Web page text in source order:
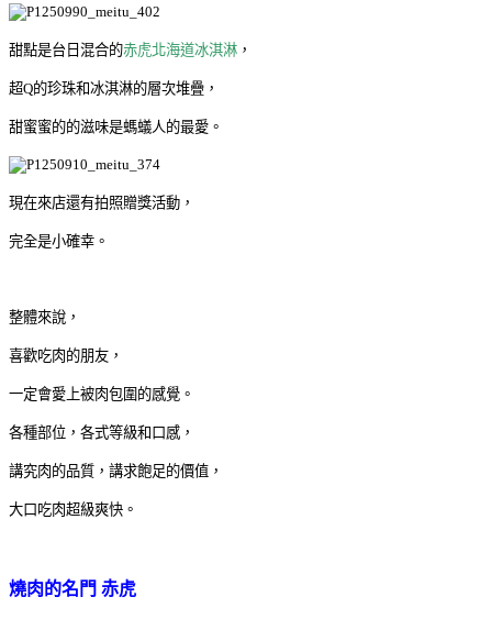
甜點是台日混合的赤虎北海道冰淇淋 ，
超Q的珍珠和冰淇淋的層次堆疊，
甜蜜蜜的的滋味是螞蟻人的最愛。
現在來店還有拍照贈獎活動，
完全是小確幸。
整體來說，
喜歡吃肉的朋友，
一定會愛上被肉包圍的感覺。
各種部位，各式等級和口感，
講究肉的品質，講求飽足的價值，
大口吃肉超級爽快。
燒肉的名門 赤虎